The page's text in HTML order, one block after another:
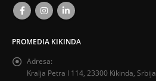
PROMEDIA KIKINDA
Adresa:
Kralja Petra I 114, 23300 Kikinda, Srbija